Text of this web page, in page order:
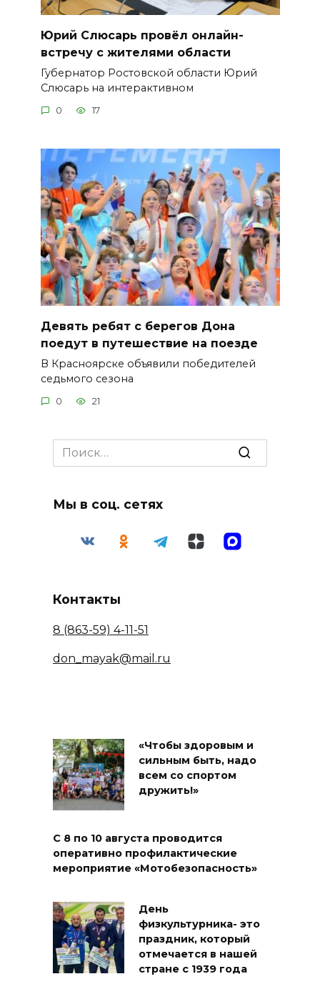
Юрий Слюсарь провёл онлайн-
встречу с жителями области
Губернатор Ростовской области Юрий
Слюсарь на интерактивном
0 17
Девять ребят с берегов Дона
поедут в путешествие на поезде
В Красноярске объявили победителей
седьмого сезона
0 21
Search
for:
Мы в соц. сетях
Контакты
8 (863-59) 4-11-51
don_mayak@mail.ru
«Чтобы здоровым и
сильным быть, надо
всем со спортом
дружить!»
С 8 по 10 августа проводится
оперативно профилактические
мероприятие «Мотобезопасность»
День
физкультурника- это
праздник, который
отмечается в нашей
стране с 1939 года